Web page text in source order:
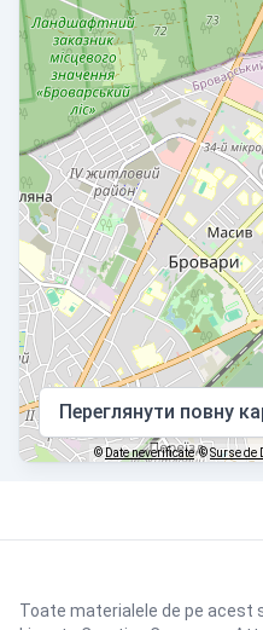
Переглянути повну
©Date neverificate ©Surse de
Toate materialele de pe